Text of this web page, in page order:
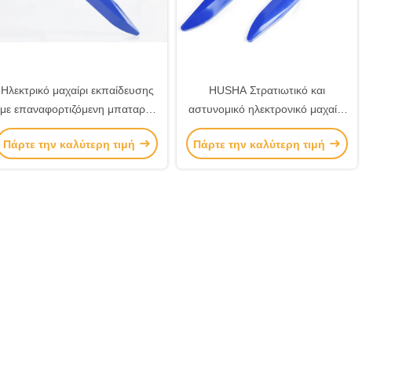
Ηλεκτρικό μαχαίρι εκπαίδευσης
με επαναφορτιζόμενη μπαταρία
για στρατιωτική αστυνομία
Πάρτε την καλύτερη τιμή
HUSHA Στρατιωτικό και
αστυνομικό ηλεκτρονικό μαχαίρι
εκπαίδευσης με
επαναφορτιζόμενη μπαταρία
Πάρτε την καλύτερη τιμή